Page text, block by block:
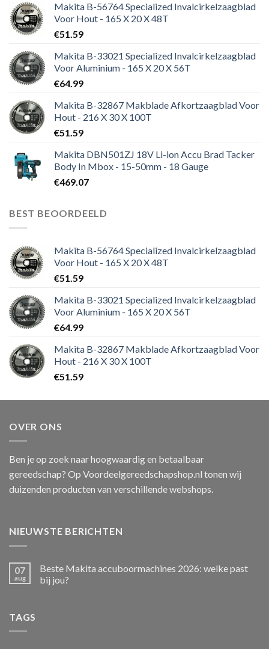
Makita B-56764 Specialized Invalcirkelzaagblad
Voor Hout - 165 X 20 X 48T
€51.59
Makita B-33021 Specialized Invalcirkelzaagblad
Voor Aluminium - 165 X 20 X 56T
€64.99
Makita B-32867 Makblade Afkortzaagblad Voor
Hout - 216 X 30 X 100T
€51.59
Makita DBN501ZJ 18V Li-ion Accu Brad Tacker
Body In Mbox - 15-50mm - 18 Gauge
€469.07
BEST BEOORDEELD
Makita B-56764 Specialized Invalcirkelzaagblad
Voor Hout - 165 X 20 X 48T
€51.59
Makita B-33021 Specialized Invalcirkelzaagblad
Voor Aluminium - 165 X 20 X 56T
€64.99
Makita B-32867 Makblade Afkortzaagblad Voor
Hout - 216 X 30 X 100T
€51.59
OVER ONS
Ben je op zoek naar hoogwaardig en betaalbaar
gereedschap? Op Voordeelgereedschapshop.nl tonen wij
duizenden producten van verschillende webshops.
NIEUWSTE BERICHTEN
07
aug
Beste Makita accuboormachines 2026: welke past
bij jou?
TAGS